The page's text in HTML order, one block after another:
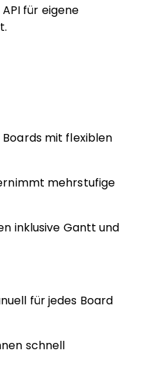
für eigene
mit flexiblen
mehrstufige
inklusive Gantt und
für jedes Board
schnell